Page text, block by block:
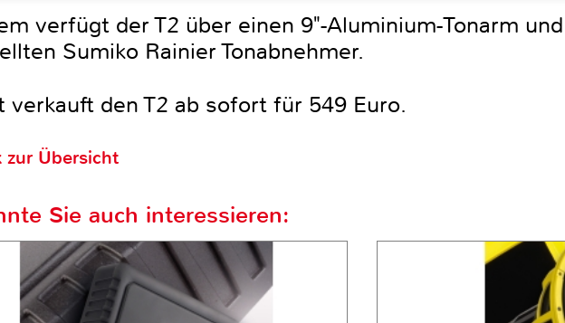
verfügt der T2 über einen 9"-Aluminium-Tonarm
Sumiko Rainier Tonabnehmer.
verkauft den T2 ab sofort für 549 Euro.
zur Übersicht
Sie auch interessieren: